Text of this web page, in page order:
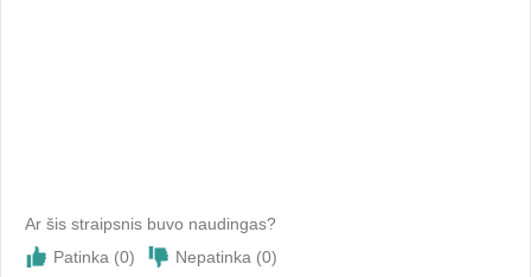
Ar šis straipsnis buvo naudingas?
Patinka (0) Nepatinka (0)